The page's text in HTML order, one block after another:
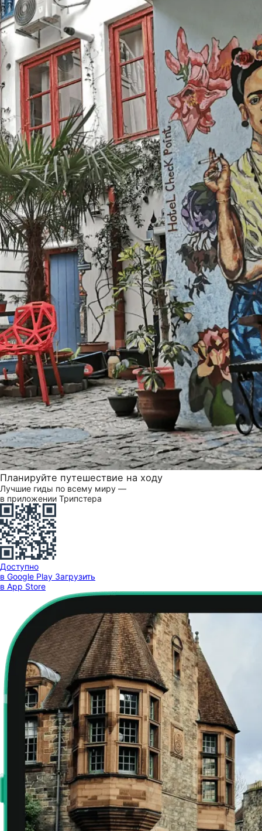
Планируйте путешествие на ходу
Лучшие гиды по всему миру —
в приложении Трипстера
Доступно
в Google Play Загрузить
в App Store